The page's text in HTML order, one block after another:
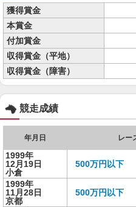
獲得賞金
本賞金
付加賞金
収得賞金（平地）
収得賞金（障害）
競走成績
年月日 レー
1999年
12月19日
小倉
500万円以下
1999年
11月28日
京都
500万円以下